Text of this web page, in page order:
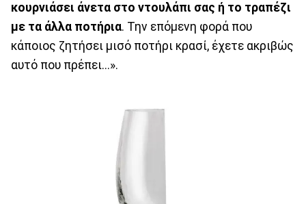
κουρνιάσει άνετα στο ντουλάπι σας ή το τραπέζι
με τα άλλα ποτήρια. Την επόμενη φορά που
κάποιος ζητήσει μισό ποτήρι κρασί, έχετε ακριβώς
αυτό που πρέπει...».